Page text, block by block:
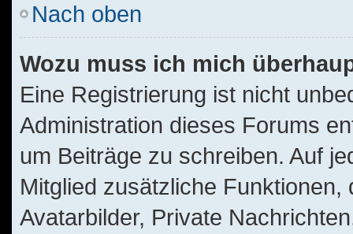
Nach oben
Wozu muss ich mich
Eine Registrierung ist nicht
Administration dieses Forums
um Beiträge zu schreiben. Auf
Mitglied zusätzliche
Avatarbilder, Private